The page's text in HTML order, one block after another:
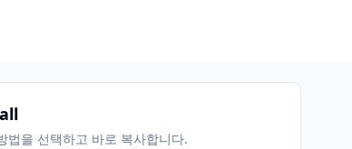
법을 선택하고 바로 복사합니다.